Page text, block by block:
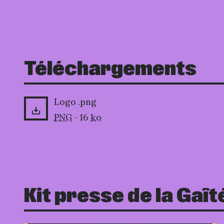
Téléchargements
Logo .png
PNG - 16 ko
Kit presse de la